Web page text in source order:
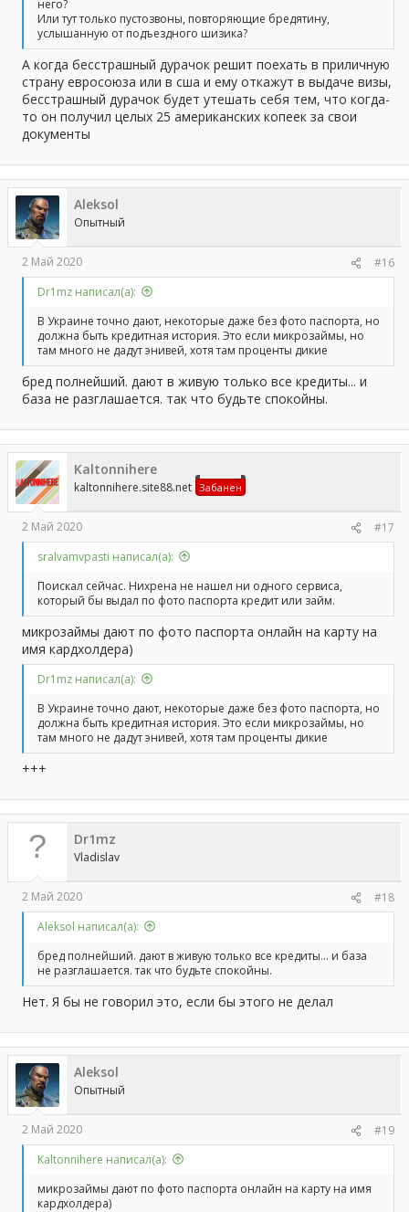
него?
Или тут только пустозвоны, повторяющие бредятину,
услышанную от подъездного шизика?
А когда бесстрашный дурачок решит поехать в приличную
страну евросоюза или в сша и ему откажут в выдаче визы,
бесстрашный дурачок будет утешать себя тем, что когда-
то он получил целых 25 американских копеек за свои
документы
Aleksol
Опытный
2 Май 2020
#16
Dr1mz написал(а):
В Украине точно дают, некоторые даже без фото паспорта, но
должна быть кредитная история. Это если микрозаймы, но
там много не дадут энивей, хотя там проценты дикие
бред полнейший. дают в живую только все кредиты... и
база не разглашается. так что будьте спокойны.
Kaltonnihere
kaltonnihere.site88.net Забанен
2 Май 2020
#17
sralvamvpasti написал(а):
Поискал сейчас. Нихрена не нашел ни одного сервиса,
который бы выдал по фото паспорта кредит или займ.
микрозаймы дают по фото паспорта онлайн на карту на
имя кардхолдера)
Dr1mz написал(а):
В Украине точно дают, некоторые даже без фото паспорта, но
должна быть кредитная история. Это если микрозаймы, но
там много не дадут энивей, хотя там проценты дикие
+++
Dr1mz
Vladislav
2 Май 2020
#18
Aleksol написал(а):
бред полнейший. дают в живую только все кредиты... и база
не разглашается. так что будьте спокойны.
Нет. Я бы не говорил это, если бы этого не делал
Aleksol
Опытный
2 Май 2020
#19
Kaltonnihere написал(а):
микрозаймы дают по фото паспорта онлайн на карту на имя
кардхолдера)